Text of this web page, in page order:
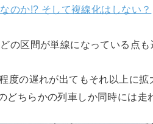
のか!? そして複線化はしない？
の区間が単線になっている点も
度の遅れが出てもそれ以上に
どちらかの列車しか同時には走